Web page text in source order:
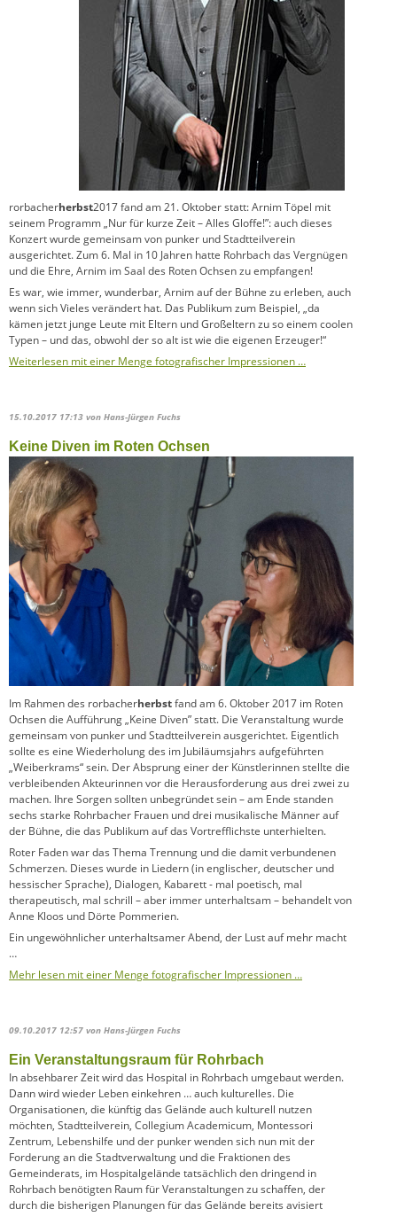
rorbacherherbst2017 fand am 21. Oktober statt: Arnim Töpel mit
seinem Programm „Nur für kurze Zeit – Alles Gloffe!”: auch dieses
Konzert wurde gemeinsam von punker und Stadtteilverein
ausgerichtet. Zum 6. Mal in 10 Jahren hatte Rohrbach das Vergnügen
und die Ehre, Arnim im Saal des Roten Ochsen zu empfangen!
Es war, wie immer, wunderbar, Arnim auf der Bühne zu erleben, auch
wenn sich Vieles verändert hat. Das Publikum zum Beispiel, „da
kämen jetzt junge Leute mit Eltern und Großeltern zu so einem coolen
Typen – und das, obwohl der so alt ist wie die eigenen Erzeuger!“
Weiterlesen mit einer Menge fotografischer Impressionen …
15.10.2017 17:13 von Hans-Jürgen Fuchs
Keine Diven im Roten Ochsen
Im Rahmen des rorbacherherbstfand am 6. Oktober 2017 im Roten
Ochsen die Aufführung „Keine Diven” statt. Die Veranstaltung wurde
gemeinsam von punker und Stadtteilverein ausgerichtet. Eigentlich
sollte es eine Wiederholung des im Jubiläumsjahrs aufgeführten
„Weiberkrams“ sein. Der Absprung einer der Künstlerinnen stellte die
verbleibenden Akteurinnen vor die Herausforderung aus drei zwei zu
machen. Ihre Sorgen sollten unbegründet sein – am Ende standen
sechs starke Rohrbacher Frauen und drei musikalische Männer auf
der Bühne, die das Publikum auf das Vortrefflichste unterhielten.
Roter Faden war das Thema Trennung und die damit verbundenen
Schmerzen. Dieses wurde in Liedern (in englischer, deutscher und
hessischer Sprache), Dialogen, Kabarett - mal poetisch, mal
therapeutisch, mal schrill – aber immer unterhaltsam – behandelt von
Anne Kloos und Dörte Pommerien.
Ein ungewöhnlicher unterhaltsamer Abend, der Lust auf mehr macht
…
Mehr lesen mit einer Menge fotografischer Impressionen …
09.10.2017 12:57 von Hans-Jürgen Fuchs
Ein Veranstaltungsraum für Rohrbach
In absehbarer Zeit wird das Hospital in Rohrbach umgebaut werden.
Dann wird wieder Leben einkehren … auch kulturelles. Die
Organisationen, die künftig das Gelände auch kulturell nutzen
möchten, Stadtteilverein, Collegium Academicum, Montessori
Zentrum, Lebenshilfe und der punker wenden sich nun mit der
Forderung an die Stadtverwaltung und die Fraktionen des
Gemeinderats, im Hospitalgelände tatsächlich den dringend in
Rohrbach benötigten Raum für Veranstaltungen zu schaffen, der
durch die bisherigen Planungen für das Gelände bereits avisiert